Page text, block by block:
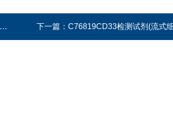
下一篇： C76819CD33检测试剂(流式